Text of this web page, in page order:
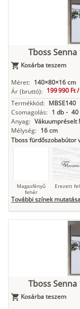
Grafit fa
Kasmír
Antracit Matt
Tboss
Kosárba teszem
Méret: 140×80×16 cm
Ár (bruttó): 199 990 Ft /
Termékkód: MBSE140
Csomagolás: 1 db - 40
Anyag: Vákuumpréselt
Mélység: 16 cm
Tboss fürdőszobabútor
Magasfényű
fehér
Erezett
Grafit fa
Kasmír
További színek
Tboss
Kosárba teszem